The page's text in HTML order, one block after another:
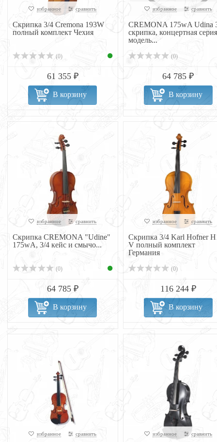
избранное сравнить
Скрипка 3/4 Cremona 193W
полный комплект Чехия
(0)
61 355 ₽
В корзину
избранное сравнить
CREMONA 175wA Udina
скрипка, концертная
модель...
(0)
64 785 ₽
В корзину
избранное сравнить
Скрипка CREMONA "Udine"
175wA, 3/4 кейс и смычо...
(0)
64 785 ₽
В корзину
избранное сравнить
Скрипка 3/4 Karl Hofner
V полный комплект
Германия
(0)
116 244 ₽
В корзину
избранное сравнить избранное сравнить